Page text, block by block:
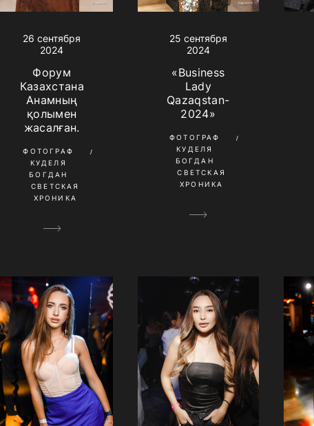
26 сентября
2024
Форум
Казахстана
Анамның
қолымен
жасалған.
ФОТОГРАФ
КУДЕЛЯ
БОГДАН
СВЕТСКАЯ
ХРОНИКА
25 сентября
2024
«Business
Lady
Qazaqstan-
2024»
ФОТОГРАФ
КУДЕЛЯ
БОГДАН
СВЕТСКАЯ
ХРОНИКА